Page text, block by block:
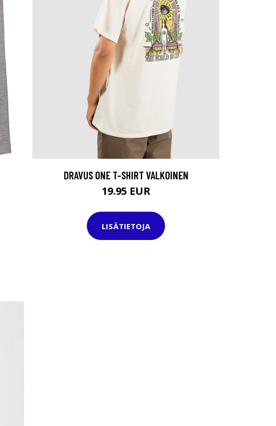
DRAVUS ONE T-SHIRT VALKOINEN
19.95 EUR
LISÄTIETOJA